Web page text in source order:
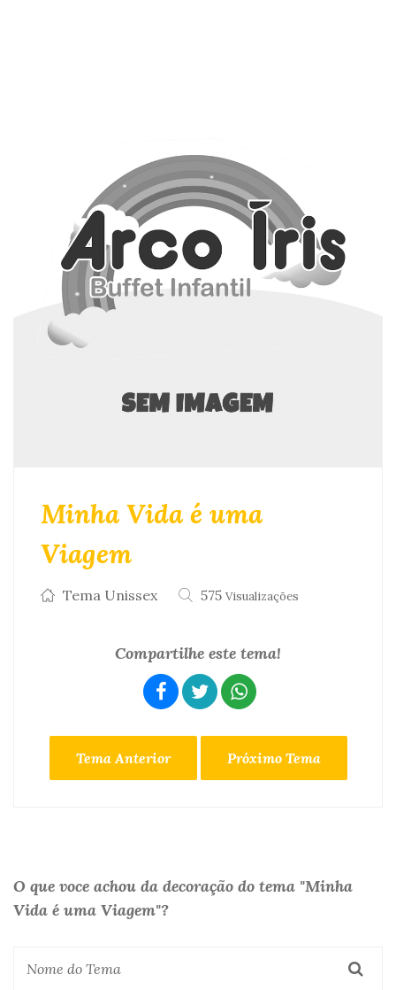
Minha Vida é uma
Viagem
Tema Unissex 575 Visualizações
Compartilhe este tema!
Tema Anterior Próximo Tema
O que voce achou da decoração do tema "Minha
Vida é uma Viagem"?